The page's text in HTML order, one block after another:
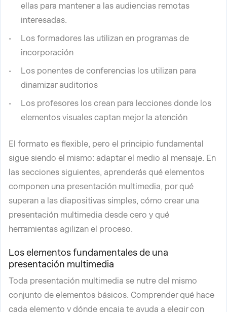
ellas para mantener a las audiencias remotas
interesadas.
Los formadores las utilizan en programas de
incorporación
Los ponentes de conferencias los utilizan para
dinamizar auditorios
Los profesores los crean para lecciones donde los
elementos visuales captan mejor la atención
El formato es flexible, pero el principio fundamental
sigue siendo el mismo: adaptar el medio al mensaje. En
las secciones siguientes, aprenderás qué elementos
componen una presentación multimedia, por qué
superan a las diapositivas simples, cómo crear una
presentación multimedia desde cero y qué
herramientas agilizan el proceso.
Los elementos fundamentales de una
presentación multimedia
Toda presentación multimedia se nutre del mismo
conjunto de elementos básicos. Comprender qué hace
cada elemento y dónde encaja te ayuda a elegir con